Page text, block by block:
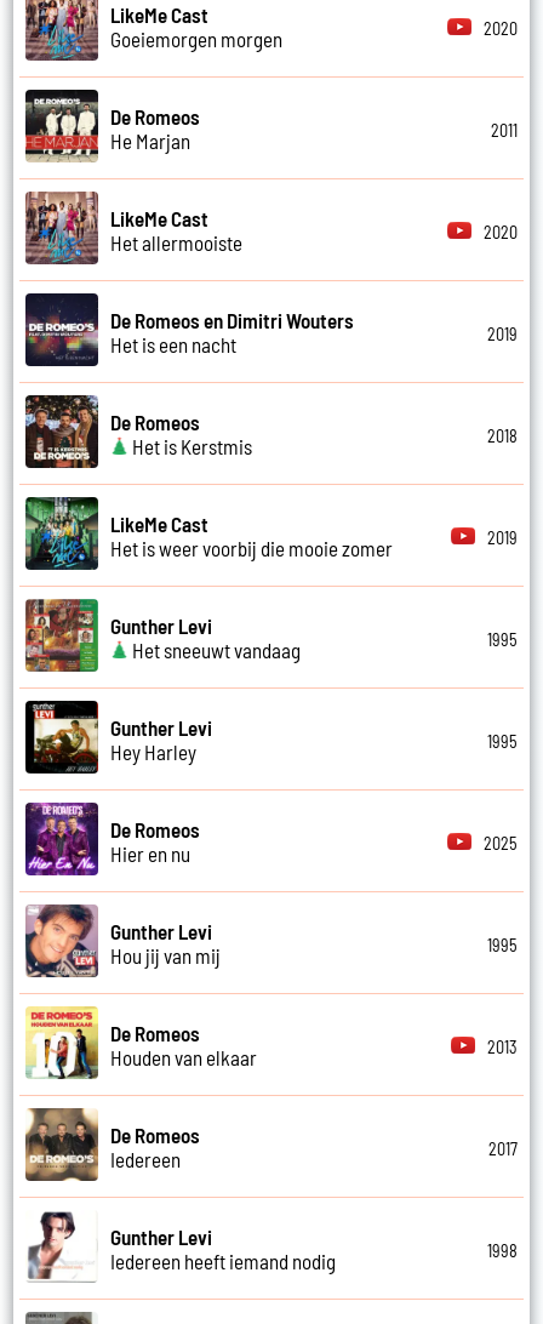
LikeMe Cast
Goeiemorgen morgen
2020
De Romeos
He Marjan
2011
LikeMe Cast
Het allermooiste
2020
De Romeos en Dimitri Wouters
Het is een nacht
2019
De Romeos
Het is Kerstmis
2018
LikeMe Cast
Het is weer voorbij die mooie zomer
2019
Gunther Levi
Het sneeuwt vandaag
1995
Gunther Levi
Hey Harley
1995
De Romeos
Hier en nu
2025
Gunther Levi
Hou jij van mij
1995
De Romeos
Houden van elkaar
2013
De Romeos
Iedereen
2017
Gunther Levi
Iedereen heeft iemand nodig
1998